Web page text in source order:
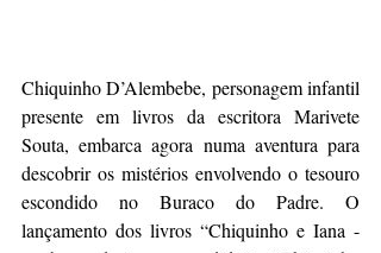
Chiquinho D’Alembebe, personagem infantil
presente em livros da escritora Marivete
Souta, embarca agora numa aventura para
descobrir os mistérios envolvendo o tesouro
escondido no Buraco do Padre. O
lançamento dos livros “Chiquinho e Iana -